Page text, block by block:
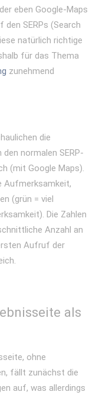
eben Google-Maps
SERPs (Search
natürlich richtige
für das Thema
zunehmend
die
normalen SERP-
(mit Google Maps).
Aufmerksamkeit,
(grün = viel
Die Zahlen
Anzahl an
Aufruf der
als
ohne
fällt zunächst die
auf, was allerdings